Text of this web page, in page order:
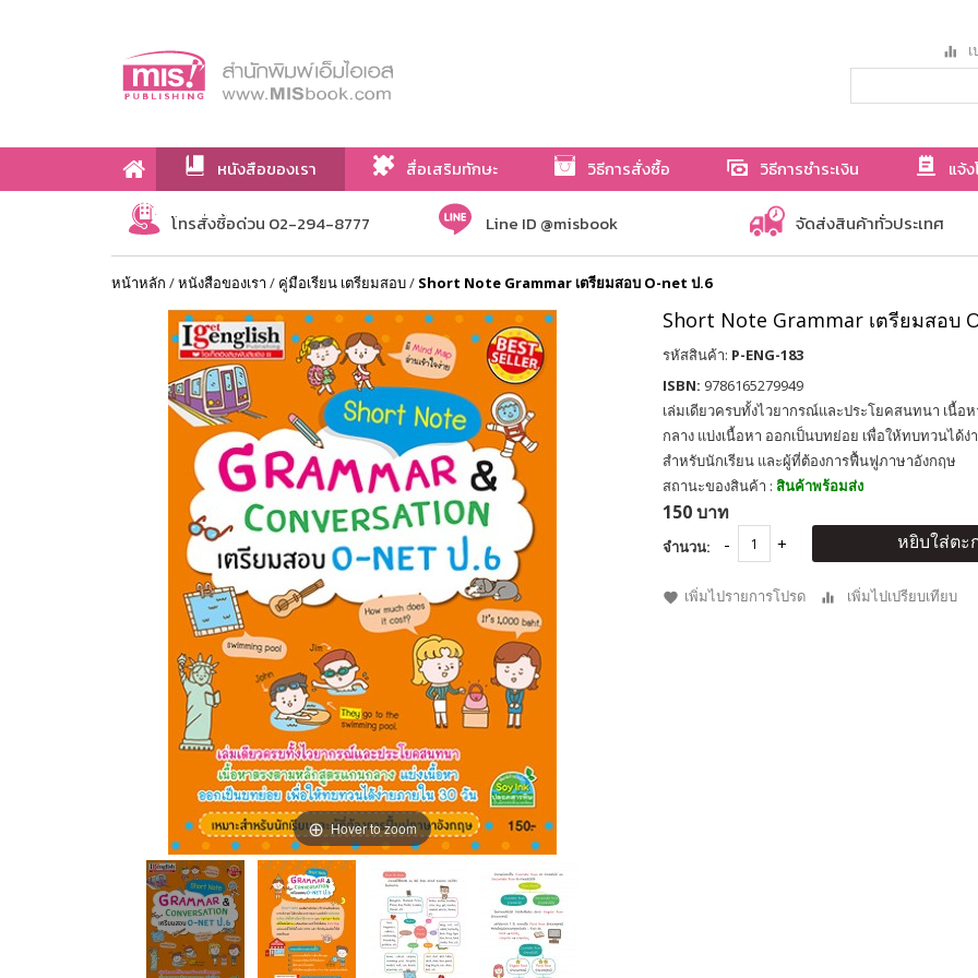
หนังสือของเรา สื่อเสริมทักษะ วิธีการสั่งซื้อ วิธีการชำระเงิน แจ้
เกี่ยวกับเรา
โทรสั่งซื้อด่วน 02-294-8777 Line ID @misbook จัดส่งสินค้าทั่วประเทศ
หน้าหลัก /หนังสือของเรา / คู่มือเรียน เตรียมสอบ/ Short Note Grammar เตรียมสอบ O-net ป.6
Hover to zoom
Short Note Grammar เตรียมสอบ
รหัสสินค้า: P-ENG-183
ISBN: 9786165279949
เล่มเดียวครบทั้งไวยากรณ์และประโยคสนทนา เนื้อ
กลาง แบ่งเนื้อหา ออกเป็นบทย่อย เพื่อให้ทบทวนได้ง่
สำหรับนักเรียน และผู้ที่ต้องการฟื้นฟูภาษาอังกฤษ
สถานะของสินค้า : สินค้าพร้อมส่ง
150 บาท
จำนวน: หยิบใส่ตะ
เพิ่มไปรายการโปรด เพิ่มไปเปรียบเทียบ